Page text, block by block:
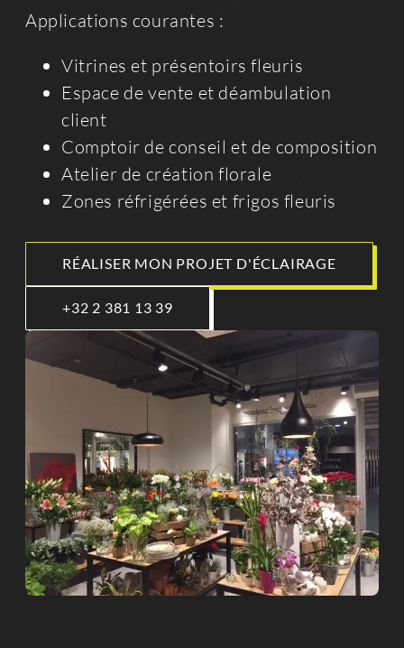
Applications courantes :
Vitrines et présentoirs fleuris
Espace de vente et déambulation
client
Comptoir de conseil et de composition
Atelier de création florale
Zones réfrigérées et frigos fleuris
RÉALISER MON PROJET D'ÉCLAIRAGE
+32 2 381 13 39